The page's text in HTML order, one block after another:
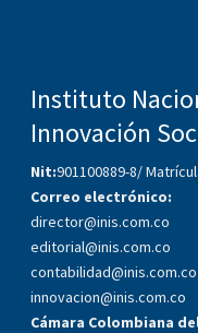
Instituto
Innovación
Nit:901100889-8/
Correo electrónico:
director@inis.com.co
editorial@inis.com.co
contabilidad@inis.com.co
innovacion@inis.com.co
Cámara Colombiana